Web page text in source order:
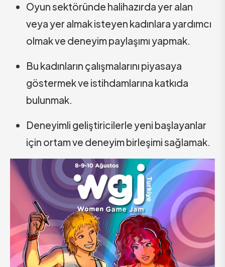
Oyun sektöründe halihazırda yer alan
veya yer almak isteyen kadınlara yardımcı
olmak ve deneyim paylaşımı yapmak.
Bu kadınların çalışmalarını piyasaya
göstermek ve istihdamlarına katkıda
bulunmak.
Deneyimli geliştiricilerle yeni başlayanlar
için ortam ve deneyim birleşimi sağlamak.